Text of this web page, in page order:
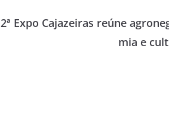
2ª Expo Cajazeiras reúne
mia e